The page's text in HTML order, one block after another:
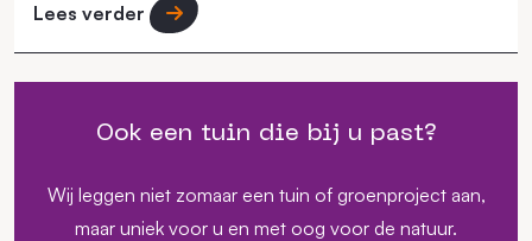
Lees verder
Ook een tuin die bij u past?
Wij leggen niet zomaar een tuin of groenproject aan,
maar uniek voor u en met oog voor de natuur.